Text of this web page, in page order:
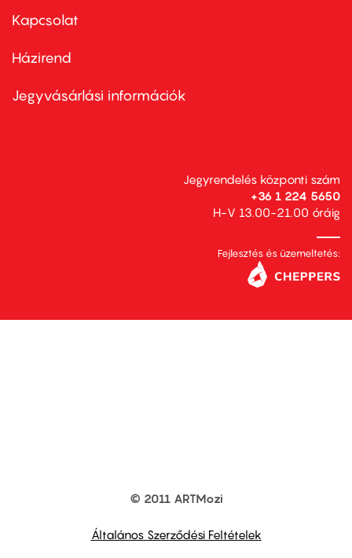
firstKapcsolat
Footer
second
Házirend
Jegyvásárlási információk
Jegyrendelés központi szám
+36 1 224 5650
H-V 13.00-21.00 óráig
Fejlesztés és üzemeltetés:
© 2011 ARTMozi
Általános Szerződési Feltételek